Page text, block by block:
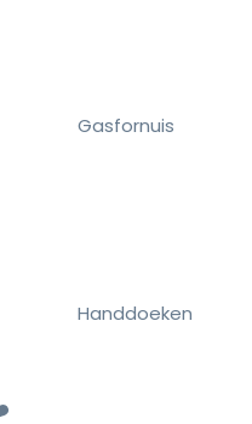
Gasfornuis
Handdoeken